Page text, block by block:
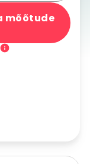
mõõtude